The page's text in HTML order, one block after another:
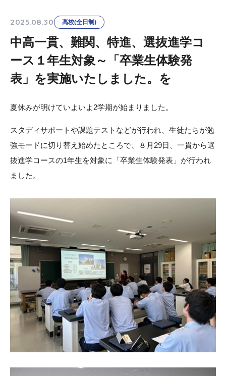
2025.08.30 高校(全日制)
中高一貫、難関、特進、選抜進学コ
ース１年生対象～「卒業生体験発
表」を実施いたしました。を
夏休みが明けていよいよ2学期が始まりました。
スタディサポートや課題テストなどが行われ、生徒たちが勉
強モードに切り替え始めたところで、８月29日、一貫から選
抜進学コースの1年生を対象に「卒業生体験発表」が行われ
ました。